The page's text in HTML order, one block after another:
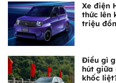
Xe điện
thức lên
triệu
Điều gì
hút giữa
khốc